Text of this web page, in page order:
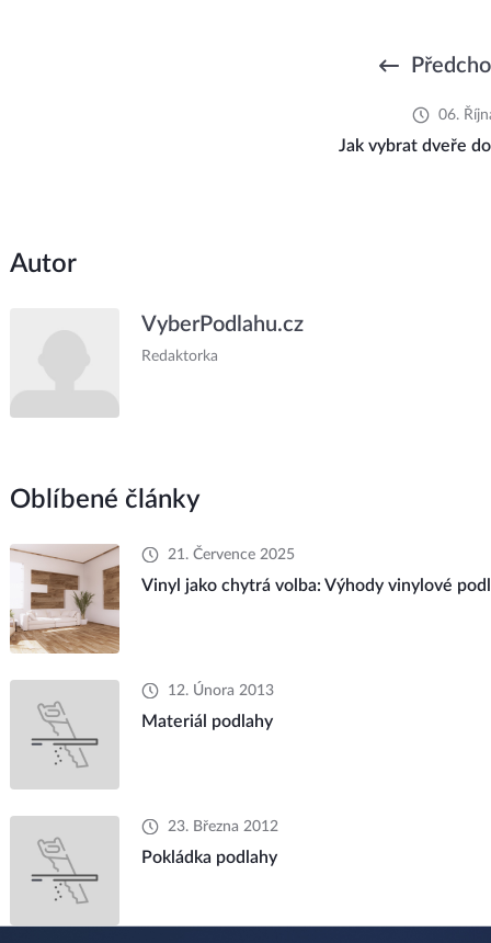
06.
Jak vybrat dveře
Autor
VyberPodlahu.cz
Redaktorka
Oblíbené články
21. Července 2025
Vinyl jako chytrá volba: Výhody vinylové
12. Února 2013
Materiál podlahy
23. Března 2012
Pokládka podlahy